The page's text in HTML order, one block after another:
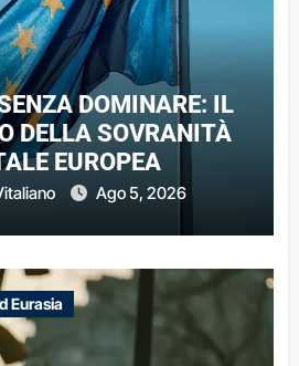
DOMINARE: IL
DELLA SOVRANITÀ
EUROPEA
Ago 5, 2026
Eurasia